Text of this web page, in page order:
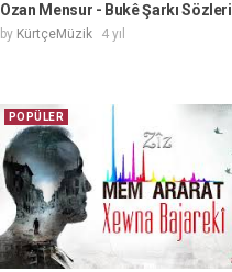
Ozan Mensur - Bukê Şarkı Sözleri
by KürtçeMüzik 4 yıl
POPÜLER